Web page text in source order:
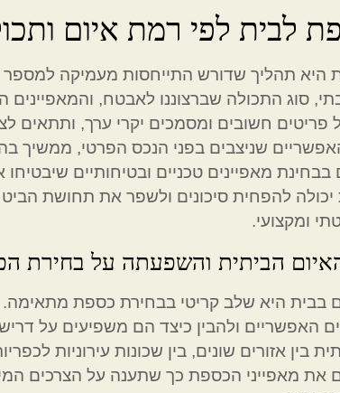
לבית לפי רמת איום
היא תהליך שדורש התייחסות מעמיקה למספר
סוג התכולה שברצוננו לאבטח,
חשובים ומסמכים יקרי ערך, ותתאים
שניצבים בפני הנכס הפרטי, ממשיך
בבחינת מאפיינים טכניים ובטיחותיים
להפחית סיכונים ולשפר את תחושת
ומקצועי.
הביתית והשפעתה על בחירת
בבית היא שלב קריטי בבחירת כספת
האפשריים ולהבין כיצד הם משפיעים על
בין אזורים שונים, בין שכונות עירוניות
את מאפייני הכספת כך שתענה על הצרכים